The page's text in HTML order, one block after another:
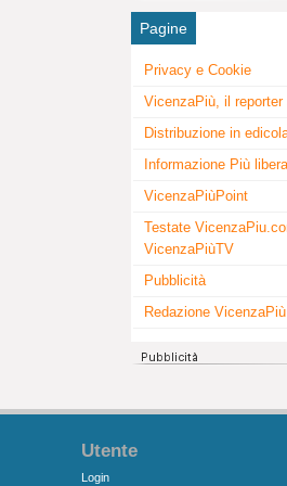
Pagine
Privacy e Cookie
VicenzaPiù, il
Distribuzione in
Informazione Più
VicenzaPiùPoint
Testate
VicenzaPiùTV
Pubblicità
Redazione VicenzaPiù
Utente
Login